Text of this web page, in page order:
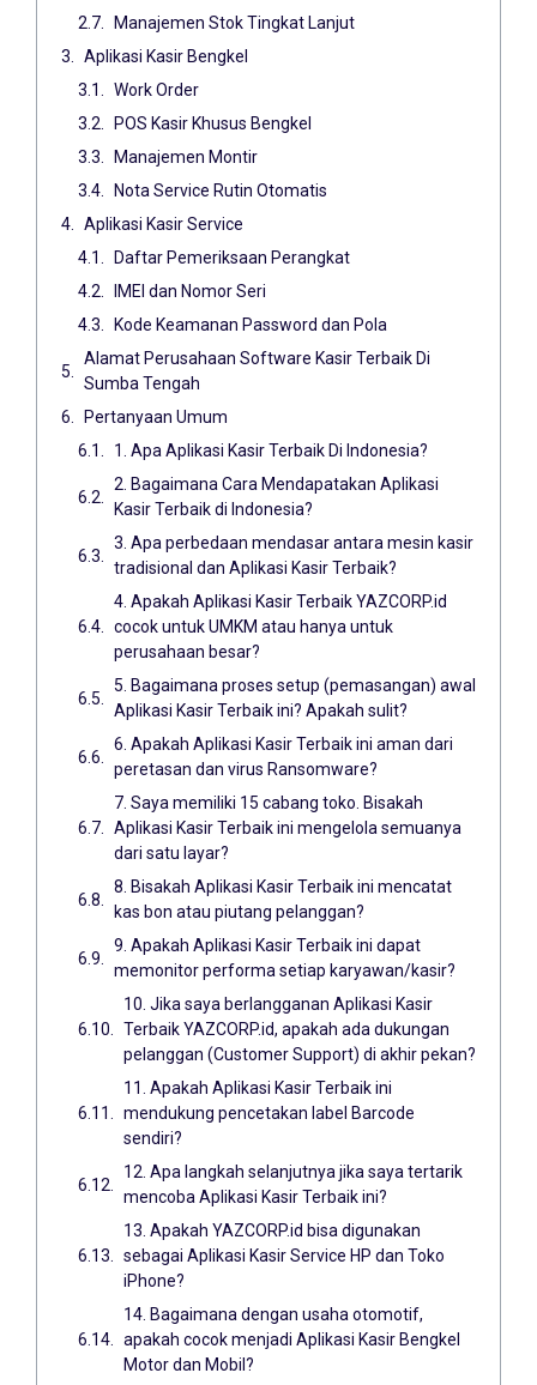
Manajemen Stok Tingkat Lanjut
Aplikasi Kasir Bengkel
Work Order
POS Kasir Khusus Bengkel
Manajemen Montir
Nota Service Rutin Otomatis
Aplikasi Kasir Service
Daftar Pemeriksaan Perangkat
IMEI dan Nomor Seri
Kode Keamanan Password dan Pola
Alamat Perusahaan Software Kasir Terbaik Di
Sumba Tengah
Pertanyaan Umum
1. Apa Aplikasi Kasir Terbaik Di Indonesia?
2. Bagaimana Cara Mendapatakan Aplikasi
Kasir Terbaik di Indonesia?
3. Apa perbedaan mendasar antara mesin kasir
tradisional dan Aplikasi Kasir Terbaik?
4. Apakah Aplikasi Kasir Terbaik YAZCORP.id
cocok untuk UMKM atau hanya untuk
perusahaan besar?
5. Bagaimana proses setup (pemasangan) awal
Aplikasi Kasir Terbaik ini? Apakah sulit?
6. Apakah Aplikasi Kasir Terbaik ini aman dari
peretasan dan virus Ransomware?
7. Saya memiliki 15 cabang toko. Bisakah
Aplikasi Kasir Terbaik ini mengelola semuanya
dari satu layar?
8. Bisakah Aplikasi Kasir Terbaik ini mencatat
kas bon atau piutang pelanggan?
9. Apakah Aplikasi Kasir Terbaik ini dapat
memonitor performa setiap karyawan/kasir?
10. Jika saya berlangganan Aplikasi Kasir
Terbaik YAZCORP.id, apakah ada dukungan
pelanggan (Customer Support) di akhir pekan?
11. Apakah Aplikasi Kasir Terbaik ini
mendukung pencetakan label Barcode
sendiri?
12. Apa langkah selanjutnya jika saya tertarik
mencoba Aplikasi Kasir Terbaik ini?
13. Apakah YAZCORP.id bisa digunakan
sebagai Aplikasi Kasir Service HP dan Toko
iPhone?
14. Bagaimana dengan usaha otomotif,
apakah cocok menjadi Aplikasi Kasir Bengkel
Motor dan Mobil?